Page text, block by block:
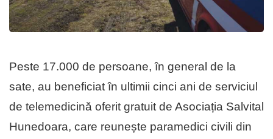
Peste 17.000 de persoane, în general de la
sate, au beneficiat în ultimii cinci ani de serviciul
de telemedicină oferit gratuit de Asociația Salvital
Hunedoara, care reunește paramedici civili din